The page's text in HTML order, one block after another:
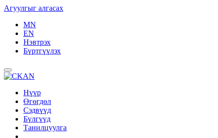
Агуулгыг алгасах
MN
EN
Нэвтрэх
Бүртгүүлэх
Нүүр
Өгөгдөл
Сэдвүүд
Бүлгүүд
Танилцуулга